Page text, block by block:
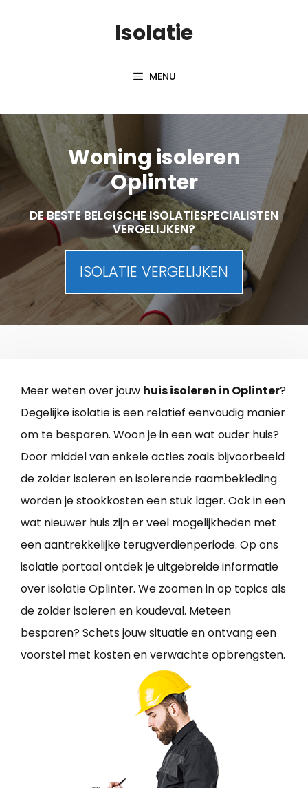
Isolatie
MENU
Woning isoleren
Oplinter
DE BESTE BELGISCHE ISOLATIESPECIALISTEN
VERGELIJKEN?
ISOLATIE VERGELIJKEN
Meer weten over jouw huis isoleren in Oplinter?
Degelijke isolatie is een relatief eenvoudig manier
om te besparen. Woon je in een wat ouder huis?
Door middel van enkele acties zoals bijvoorbeeld
de zolder isoleren en isolerende raambekleding
worden je stookkosten een stuk lager. Ook in een
wat nieuwer huis zijn er veel mogelijkheden met
een aantrekkelijke terugverdienperiode. Op ons
isolatie portaal ontdek je uitgebreide informatie
over isolatie Oplinter. We zoomen in op topics als
de zolder isoleren en koudeval. Meteen
besparen? Schets jouw situatie en ontvang een
voorstel met kosten en verwachte opbrengsten.